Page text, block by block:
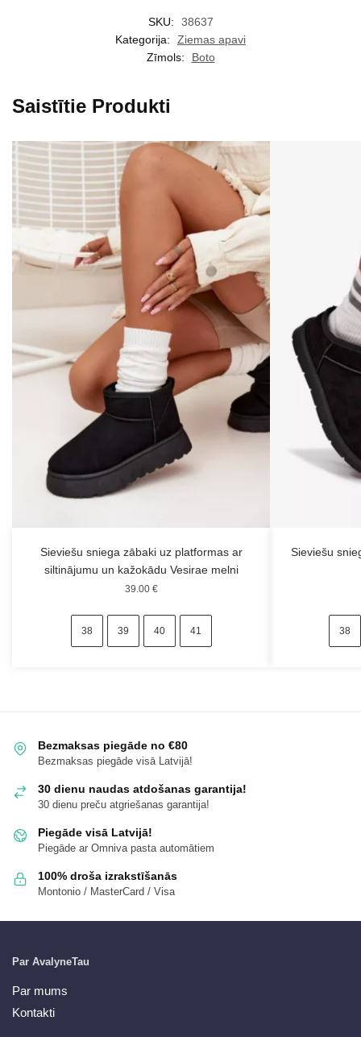
SKU:
38637
Kategorija:
Ziemas apavi
Zīmols:
Boto
Saistītie Produkti
Sieviešu sniega zābaki uz platformas ar
siltinājumu un kažokādu Vesirae melni
39.00 €
38 39 40 41
Sieviešu
38
Bezmaksas piegāde no €80
Bezmaksas piegāde visā Latvijā!
30 dienu naudas atdošanas garantija!
30 dienu preču atgriešanas garantija!
Piegāde visā Latvijā!
Piegāde ar Omniva pasta automātiem
100% droša izrakstīšanās
Montonio / MasterCard / Visa
Par AvalyneTau
Par mums
Kontakti